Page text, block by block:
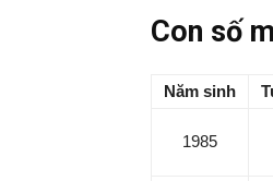
Con số
Năm sinh
1985